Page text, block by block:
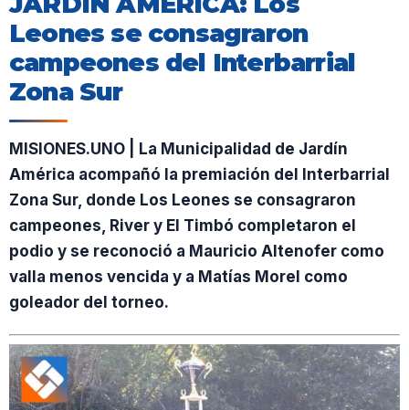
Leones se consagraron
campeones del Interbarrial
Zona Sur
MISIONES.UNO | La Municipalidad de Jardín
América acompañó la premiación del Interbarrial
Zona Sur, donde Los Leones se consagraron
campeones, River y El Timbó completaron el
podio y se reconoció a Mauricio Altenofer como
valla menos vencida y a Matías Morel como
goleador del torneo.